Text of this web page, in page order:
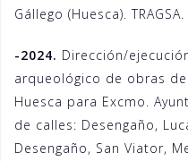
Gállego (Huesca). TRAGSA.
-2024. Dirección/
arqueológico de obras
Huesca para Excmo.
de calles: Desengaño,
Desengaño, San Viator,